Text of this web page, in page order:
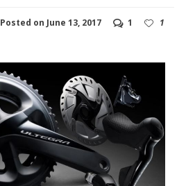
Posted on June 13, 2017 1
1